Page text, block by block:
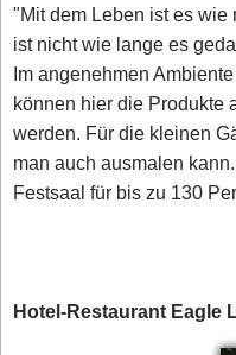
"Mit dem Leben ist es
ist nicht wie lange es
Im angenehmen
können hier die Produkte
werden. Für die kleinen
man auch ausmalen
Festsaal für bis zu 130
Hotel-Restaurant Eagle